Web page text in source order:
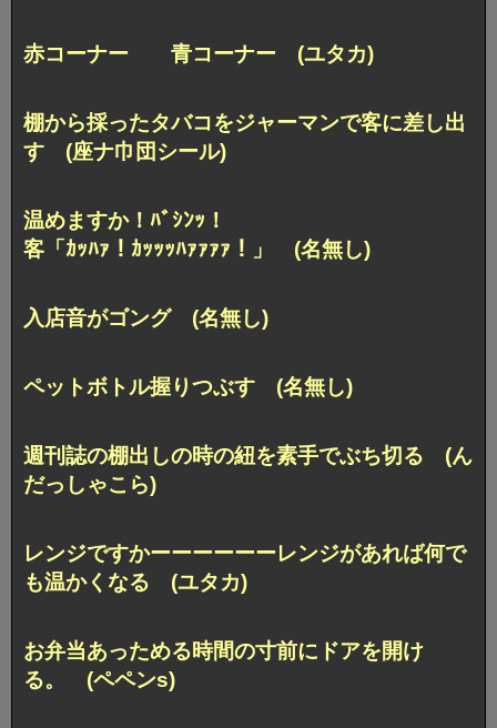
赤コーナー 青コーナー (ユタカ)
棚から採ったタバコをジャーマンで客に差し出
す (座ナ巾団シール)
温めますか！ﾊﾞｼﾝｯ！
客「ｶｯﾊｧ！ｶｯｯｯﾊｧｧｧｧ！」 (名無し)
入店音がゴング (名無し)
ペットボトル握りつぶす (名無し)
週刊誌の棚出しの時の紐を素手でぶち切る (ん
だっしゃこら)
レンジですかーーーーーーレンジがあれば何で
も温かくなる (ユタカ)
お弁当あっためる時間の寸前にドアを開け
る。 (ペペンs)